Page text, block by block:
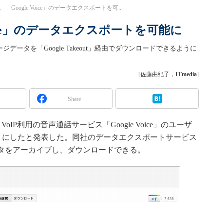
「Google Voice」のデータエクスポートを可...
」のデータエクスポートを可能に
データを「Google Takeout」経由でダウンロードできるように
[佐藤由紀子， ITmedia]
Share
利用の音声通話サービス「Google Voice」のユーザ
したと発表した。同社のデータエクスポートサービス
をアーカイブし、ダウンロードできる。